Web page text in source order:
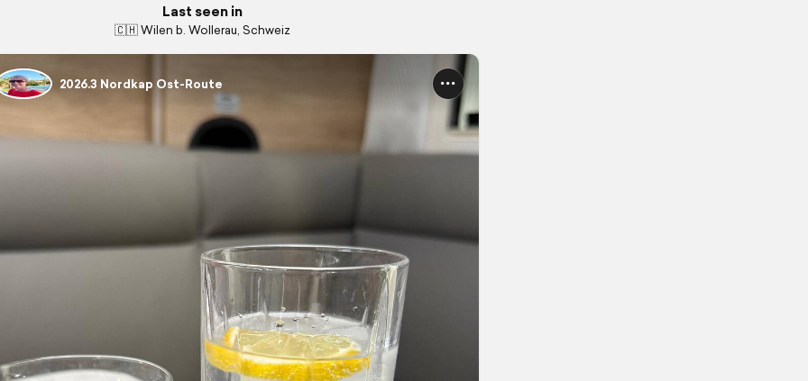
Last seen in
🇨🇭 Wilen b. Wollerau, Schweiz
2026.3 Nordkap Ost-Route